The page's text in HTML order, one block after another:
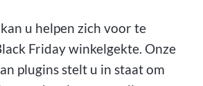
kan u helpen zich voor te
Friday winkelgekte. Onze
plugins stelt u in staat om